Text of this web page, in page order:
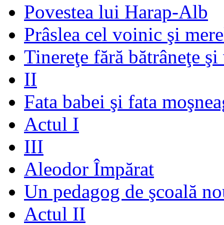
Povestea lui Harap-Alb
Prâslea cel voinic şi
Tinereţe fără bătrâneţe
II
Fata babei şi fata
Actul I
III
Aleodor Împărat
Un pedagog de şcoală
Actul II